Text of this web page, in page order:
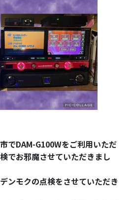
でDAM-G100Wをご利用いただ
でお邪魔させていただきまし
ンモクの点検をさせていただき